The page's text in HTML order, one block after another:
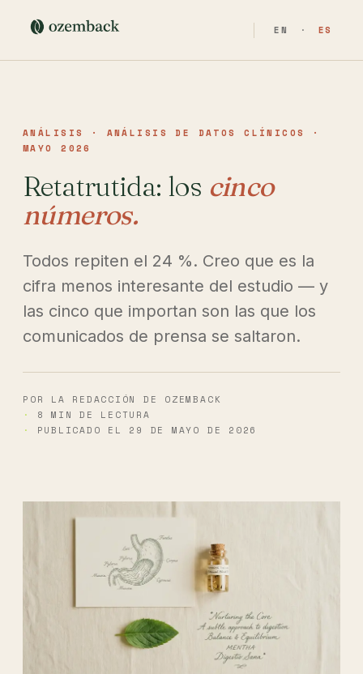
EN · ES
ANÁLISIS · ANÁLISIS DE DATOS CLÍNICOS ·
MAYO 2026
Retatrutida: los cinco
números.
Todos repiten el 24 %. Creo que es la
cifra menos interesante del estudio — y
las cinco que importan son las que los
comunicados de prensa se saltaron.
POR LA REDACCIÓN DE OZEMBACK
8 MIN DE LECTURA
PUBLICADO EL 29 DE MAYO DE 2026